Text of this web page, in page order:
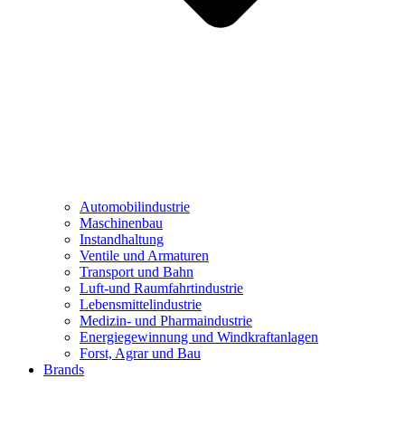
Automobilindustrie
Maschinenbau
Instandhaltung
Ventile und Armaturen
Transport und Bahn
Luft-und Raumfahrtindustrie
Lebensmittelindustrie
Medizin- und Pharmaindustrie
Energiegewinnung und Windkraftanlagen
Forst, Agrar und Bau
Brands